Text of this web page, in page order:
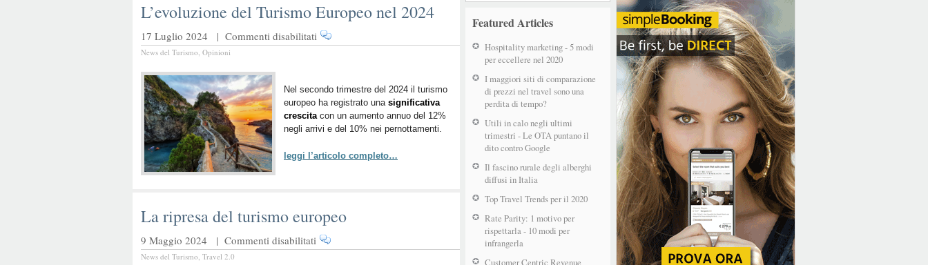
Featured Articles
Hospitality marketing - 5 modi
per eccellere nel 2020
I maggiori siti di comparazione
di prezzi nel travel sono una
perdita di tempo?
Utili in calo negli ultimi
trimestri - Le OTA puntano il
dito contro Google
Il fascino rurale degli alberghi
diffusi in Italia
Top Travel Trends per il 2020
Rate Parity: 1 motivo per
rispettarla - 10 modi per
infrangerla
Customer Centric Revenue
L’evoluzione del Turismo Europeo nel 2024
17 Luglio 2024 | Commenti disabilitati su
L’evoluzione
Europeo
nel
2024
News del Turismo, Opinioni
Nel secondo trimestre del 2024 il turismo
europeo ha registrato una significativa
crescitacon un aumento annuo del 12%
negli arrivi e del 10% nei pernottamenti.
leggi l’articolo completo…
La ripresa del turismo europeo
9 Maggio 2024 | Commenti disabilitati su
La
News del Turismo, Travel 2.0